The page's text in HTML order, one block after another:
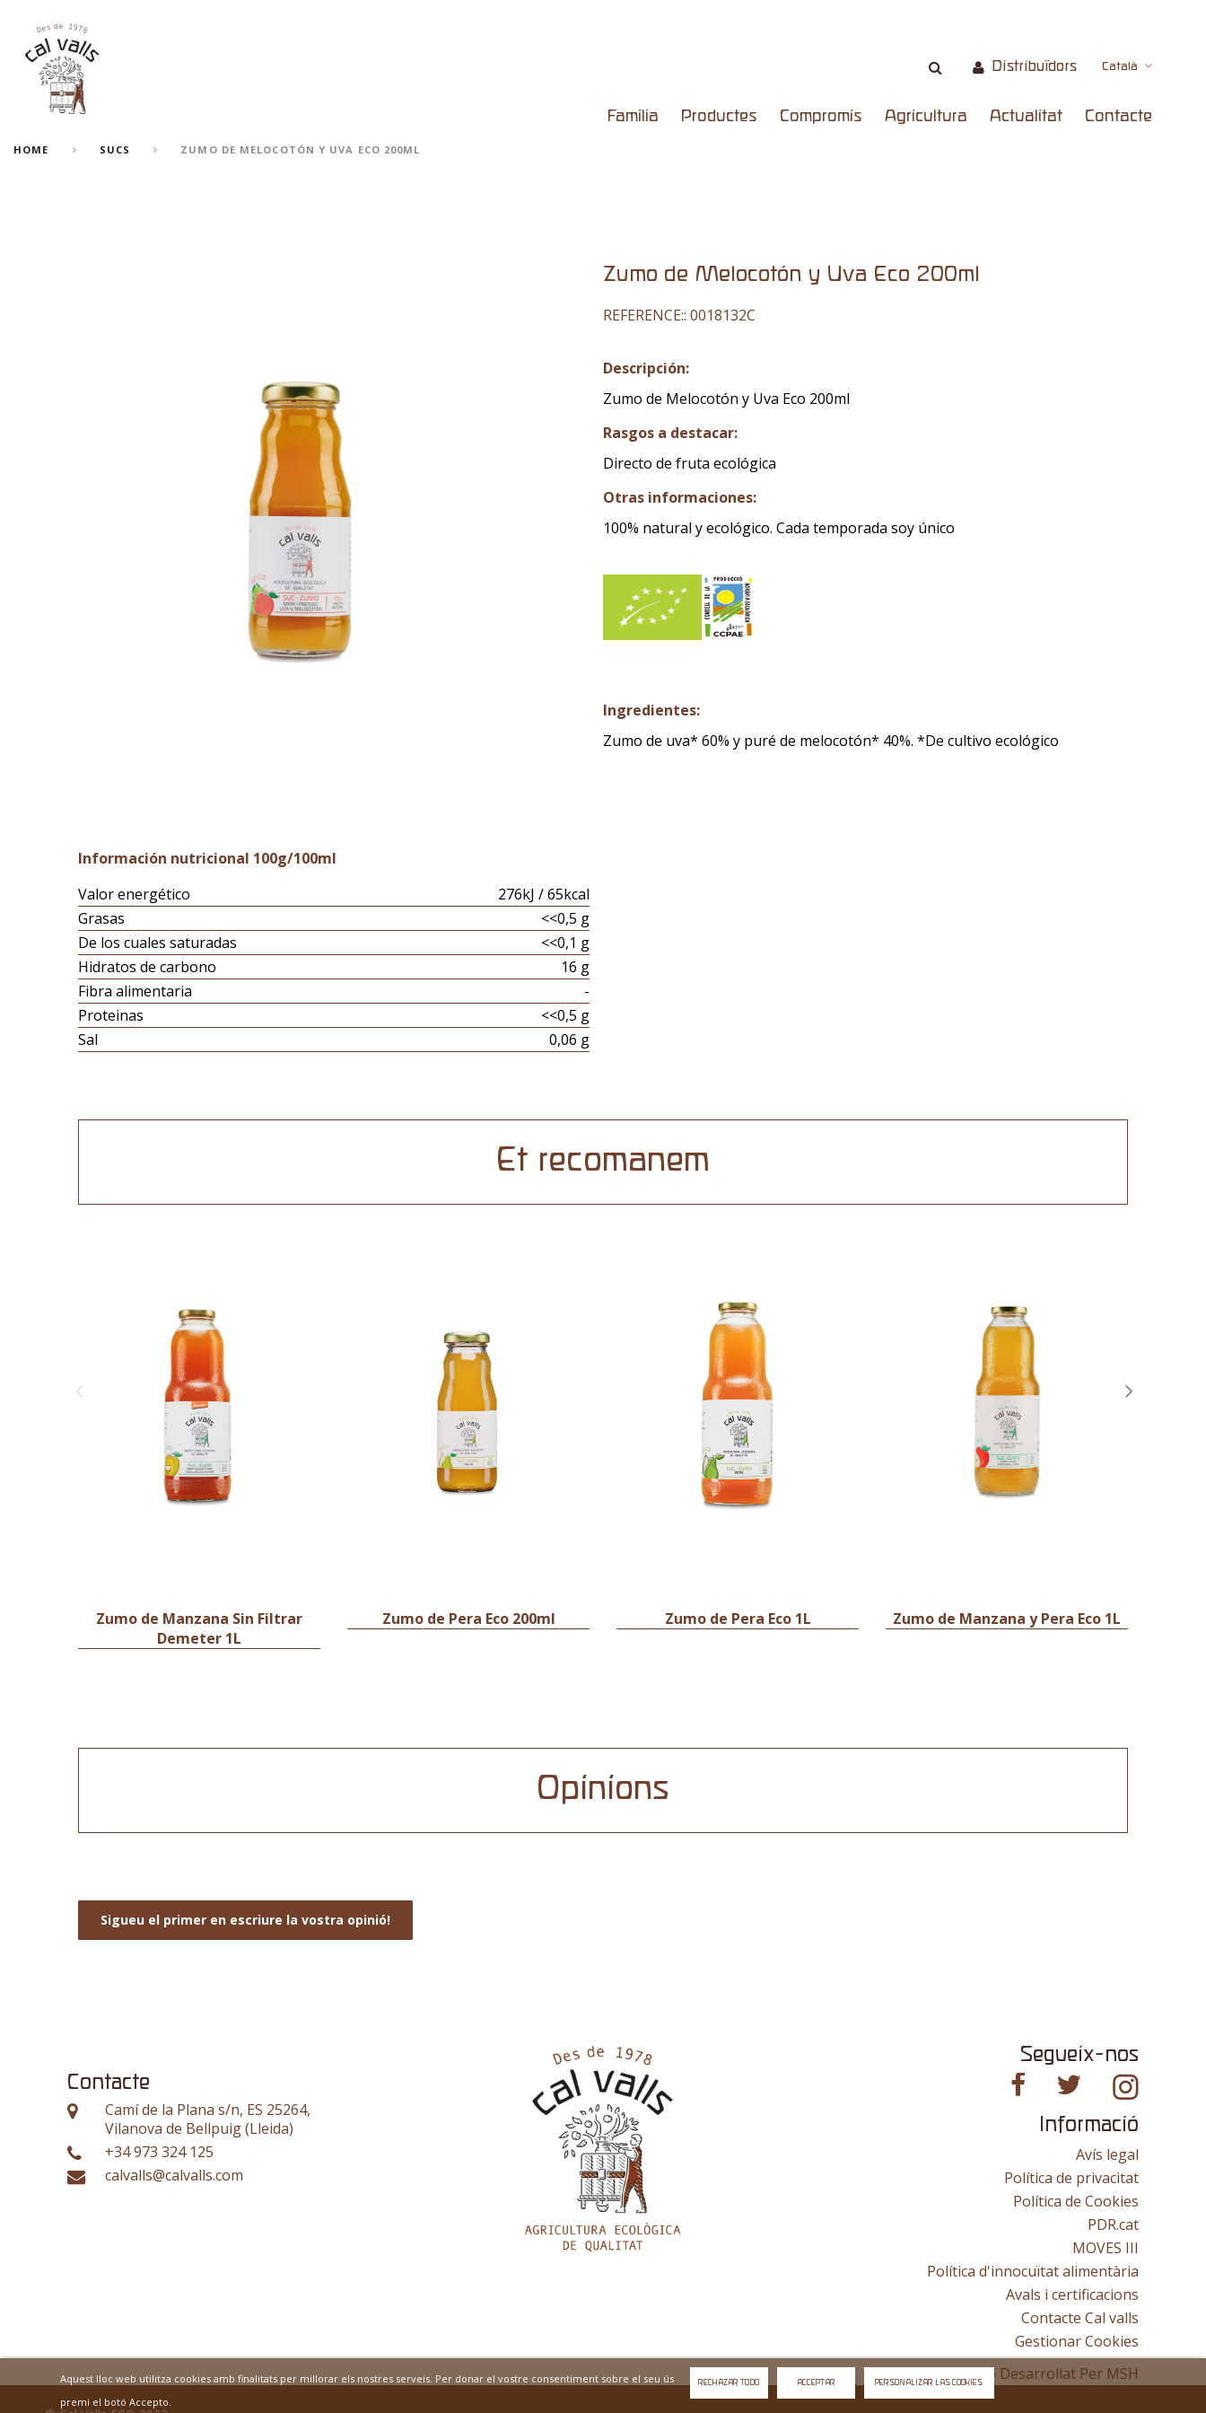
Distribuïdors Català
Família Productes Compromís Agricultura Actualitat Contacte
HOME SUCS ZUMO DE MELOCOTÓN Y UVA ECO 200ML
Zumo de Melocotón y Uva Eco 200ml
REFERENCE:: 0018132C
Descripción:
Zumo de Melocotón y Uva Eco 200ml
Rasgos a destacar:
Directo de fruta ecológica
Otras informaciones:
100% natural y ecológico. Cada temporada soy único
Ingredientes:
Zumo de uva* 60% y puré de melocotón* 40%. *De cultivo ecológico
Información nutricional 100g/100ml
Valor energético
276kJ / 65kcal
Grasas
<<0,5 g
De los cuales saturadas
<<0,1 g
Hidratos de carbono
16 g
Fibra alimentaria
-
Proteinas
<<0,5 g
Sal
0,06 g
Et recomanem
Zumo de Manzana Sin Filtrar
Demeter 1L
Zumo de Pera Eco 200ml Zumo de Pera Eco 1L Zumo de Manzana y Pera Eco 1L
Opinions
Sigueu el primer en escriure la vostra opinió!
Contacte
Camí de la Plana s/n, ES 25264,
Vilanova de Bellpuig (Lleida)
+34 973 324 125
calvalls@calvalls.com
Segueix-nos
Informació
Avís legal
Política de privacitat
Política de Cookies
PDR.cat
MOVES III
Política d'innocuïtat alimentària
Avals i certificacions
Contacte Cal valls
Gestionar Cookies
Lloc Web Desarrollat Per MSH
Aquest lloc web utilitza cookies amb finalitats per millorar els nostres serveis. Per donar el vostre consentiment sobre el seu ús
premi el botó Accepto.
RECHAZAR TODO ACCEPTAR PERSONALIZAR LAS COOKIES